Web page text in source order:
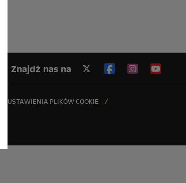
Znajdź nas na
USTAWIENIA PLIKÓW COOKIE